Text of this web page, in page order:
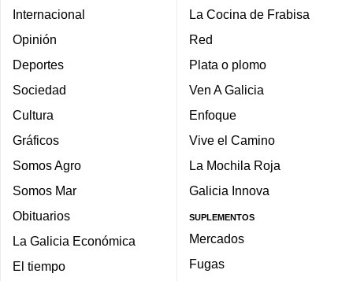
Internacional
Opinión
Deportes
Sociedad
Cultura
Gráficos
Somos Agro
Somos Mar
Obituarios
La Galicia Económica
El tiempo
La Cocina de Frabisa
Red
Plata o plomo
Ven A Galicia
Enfoque
Vive el Camino
La Mochila Roja
Galicia Innova
SUPLEMENTOS
Mercados
Fugas